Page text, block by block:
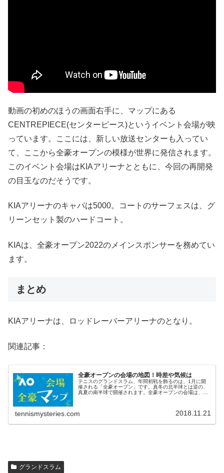
動画の初めのほうの画面右手に、マップにある
CENTREPIECE(センターピース)というイベント会場が映
っています。ここには、新しい放送センターも入ってい
て、ここから全豪オープンの模様が世界に発信されます。
このイベント会場はKIAアリーナとともに、今回の再開発
の目玉なのだそうです。
KIAアリーナのキャパは5000。コートのサーフェスは、グ
リーンセット製のハードコート。
KIAは、全豪オープン2022のメインスポンサーを務めてい
ます。
まとめ
KIAアリーナは、ロッドレーバーアリーナのとなり。
関連記事：
全豪オープンの会場の地図！時差や気候は
テニスのグランドスラム、年間初戦を飾るのは、1月に開
催される「全豪オープン」です。真冬の北半球とは逆の、
真夏の南半球で開催されます。全豪オープンの会場は、オ
tennismysteries.com 2018.11.21
グランドスラム